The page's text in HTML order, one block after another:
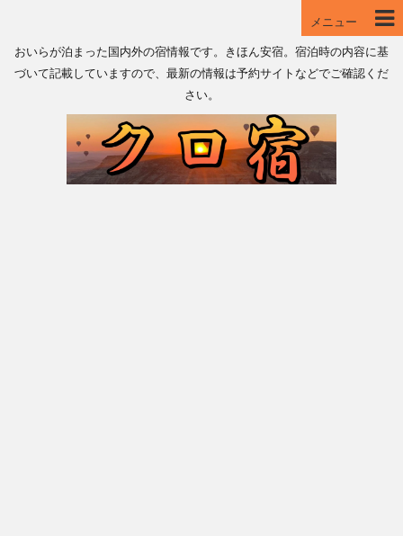
メニュー
おいらが泊まった国内外の宿情報です。きほん安宿。宿泊時の内容に基
づいて記載していますので、最新の情報は予約サイトなどでご確認くだ
さい。